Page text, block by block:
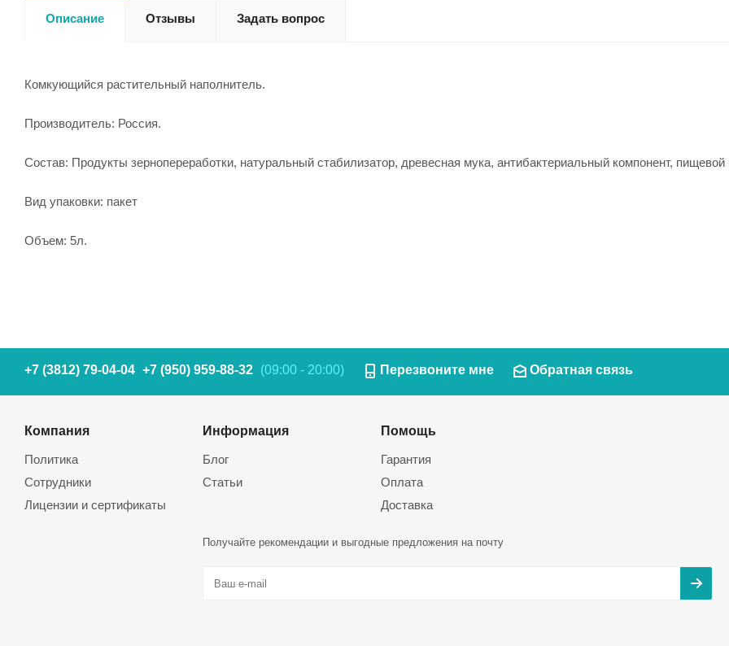
Описание Отзывы Задать вопрос
Комкующийся растительный наполнитель.
Производитель: Россия.
Состав: Продукты зернопереработки, натуральный стабилизатор, древесная мука, антибактериальный компонент,
Вид упаковки: пакет
Объем: 5л.
+7 (3812) 79-04-04 +7 (950) 959-88-32 (09:00 - 20:00) Перезвоните мне Обратная связь
Компания
Политика
Сотрудники
Лицензии и сертификаты
Информация
Блог
Статьи
Помощь
Гарантия
Оплата
Доставка
Получайте рекомендации и выгодные предложения на почту